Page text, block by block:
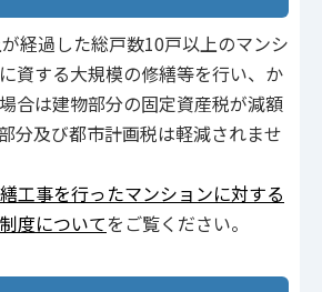
経過した総戸数10戸以上のマンシ
資する大規模の修繕等を行い、か
合は建物部分の固定資産税が減額
分及び都市計画税は軽減されませ
工事を行ったマンションに対する
度についてをご覧ください。